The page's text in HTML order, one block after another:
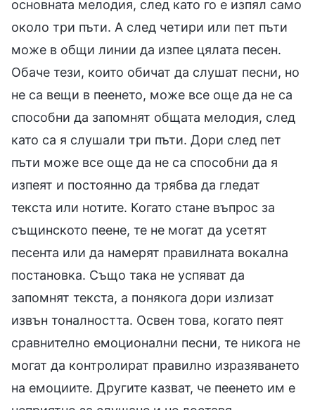
основната мелодия, след като го е изпял само
около три пъти. А след четири или пет пъти
може в общи линии да изпее цялата песен.
Обаче тези, които обичат да слушат песни, но
не са вещи в пеенето, може все още да не са
способни да запомнят общата мелодия, след
като са я слушали три пъти. Дори след пет
пъти може все още да не са способни да я
изпеят и постоянно да трябва да гледат
текста или нотите. Когато стане въпрос за
същинското пеене, те не могат да усетят
песента или да намерят правилната вокална
постановка. Също така не успяват да
запомнят текста, а понякога дори излизат
извън тоналността. Освен това, когато пеят
сравнително емоционални песни, те никога не
могат да контролират правилно изразяването
на емоциите. Другите казват, че пеенето им е